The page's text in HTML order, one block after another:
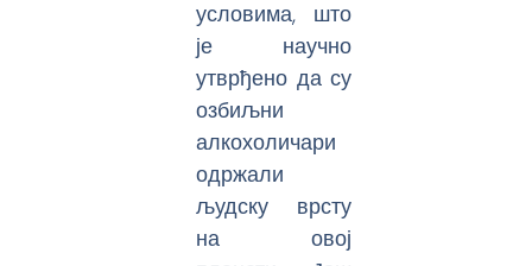
условима, што
је научно
утврђено да су
озбиљни
алкохоличари
одржали
људску врсту
на овој